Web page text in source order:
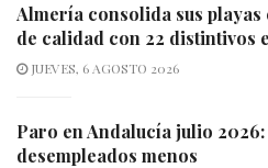
Almería consolida sus
de calidad con 22 distintivos
JUEVES, 6 AGOSTO 2026
Paro en Andalucía julio
desempleados menos